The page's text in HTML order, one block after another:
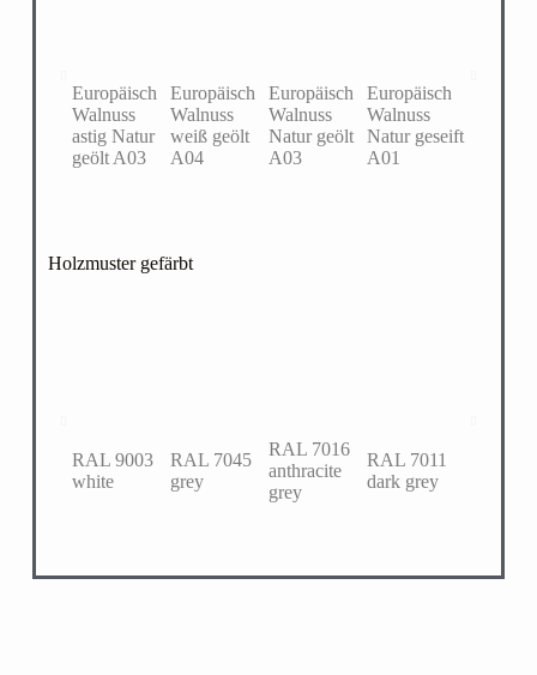
Europäisch
Walnuss
astig Natur
geölt A03
Europäisch
Walnuss
weiß geölt
A04
Europäisch
Walnuss
Natur geölt
A03
Europäisch
Walnuss
Natur geseift
A01
Holzmuster gefärbt
RAL 9003
white
RAL 7045
grey
RAL 7016
anthracite
grey
RAL 7011
dark grey